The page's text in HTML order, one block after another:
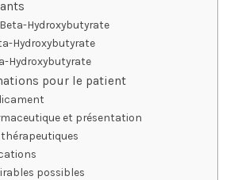
Hydroxybutyrate
Hydroxybutyrate
Hydroxybutyrate
pour le patient
et présentation
possibles